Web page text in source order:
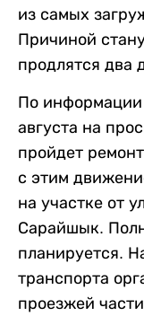
из самых
Причиной
продлятся два
По информации
августа на
пройдет
с этим
на участке от
Сарайшык.
планируется.
транспорта
проезжей